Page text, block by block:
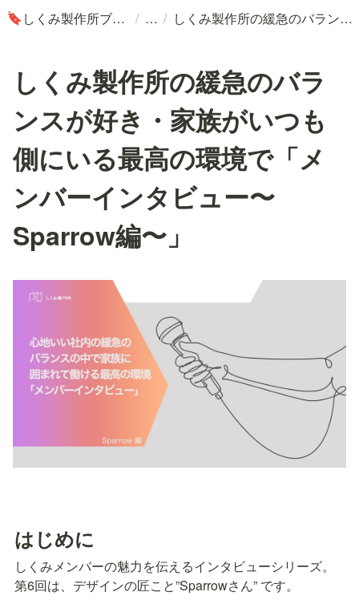
🔖 しくみ製作所ブログ / / しくみ製作所の緩急のバランスが好き・家族がいつも側にいる最高の環境で「メンバーインタビュー〜Sparrow編〜」
しくみ製作所の緩急のバラ
ンスが好き・家族がいつも
側にいる最高の環境で「メ
ンバーインタビュー〜
Sparrow編〜」
はじめに
しくみメンバーの魅力を伝えるインタビューシリーズ。
第6回は、デザインの匠こと”Sparrowさん” です。